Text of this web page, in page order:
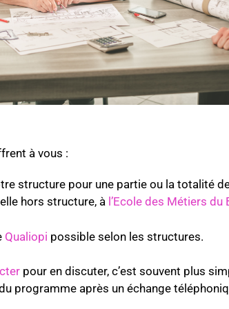
à vous :
structure pour une partie ou la totalité de
hors structure, à l’Ecole des Métiers du
Qualiopi possible selon les structures.
pour en discuter, c’est souvent plus
programme après un échange